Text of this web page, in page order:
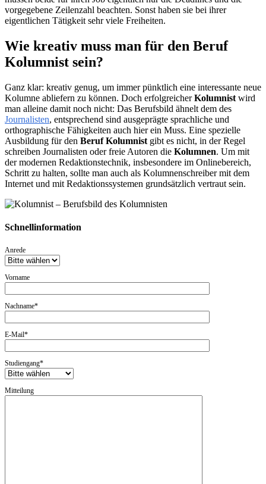
vorgegebene Zeilenzahl beachten. Sonst haben sie bei ihrer
eigentlichen Tätigkeit sehr viele Freiheiten.
Wie kreativ muss man für den Beruf
Kolumnist sein?
Ganz klar: kreativ genug, um immer pünktlich eine interessante neue
Kolumne abliefern zu können. Doch erfolgreicherKolumnist wird
man alleine damit noch nicht: Das Berufsbild ähnelt dem des
Journalisten, entsprechend sind ausgeprägte sprachliche und
orthographische Fähigkeiten auch hier ein Muss. Eine spezielle
Ausbildung für den Beruf Kolumnist gibt es nicht, in der Regel
schreiben Journalisten oder freie Autoren die Kolumnen. Um mit
der modernen Redaktionstechnik, insbesondere im Onlinebereich,
Schritt zu halten, sollte man auch als Kolumnenschreiber mit dem
Internet und mit Redaktionssystemen grundsätzlich vertraut sein.
Schnellinformation
Anrede
Vorname
Nachname*
E-Mail*
Studiengang*
Mitteilung